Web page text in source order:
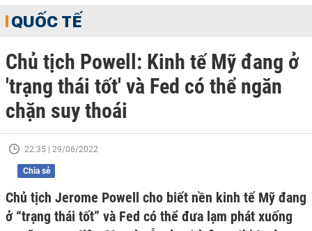
QUỐC TẾ
Chủ tịch Powell: Kinh tế Mỹ đang ở
'trạng thái tốt' và Fed có thể ngăn
chặn suy thoái
22:35 | 29/06/2022
Chia sẻ
Chủ tịch Jerome Powell cho biết nền kinh tế Mỹ đang
ở “trạng thái tốt” và Fed có thể đưa lạm phát xuống